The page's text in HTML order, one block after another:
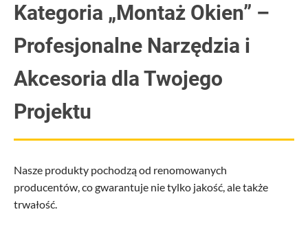
Kategoria „Montaż Okien” –
Profesjonalne Narzędzia i
Akcesoria dla Twojego
Projektu
Nasze produkty pochodzą od renomowanych
producentów, co gwarantuje nie tylko jakość, ale także
trwałość.